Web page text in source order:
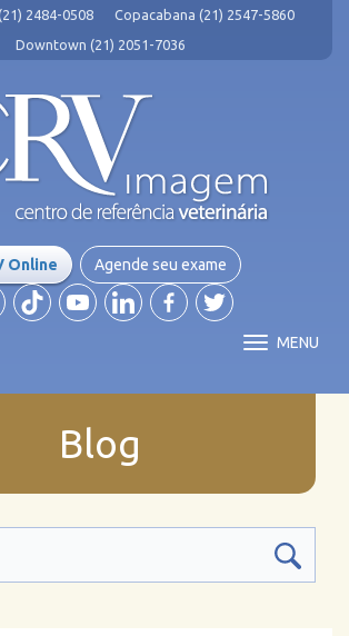
2484-0508
Copacabana (21) 2547-5860
Downtown (21) 2051-7036
Online Agende seu exame
MENU
Blog